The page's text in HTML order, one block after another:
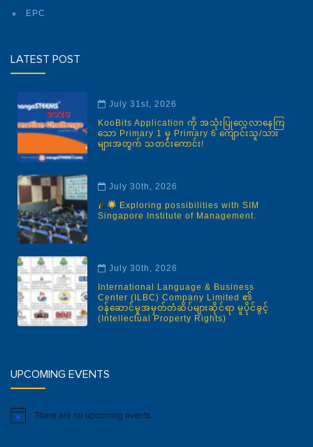
EPC
LATEST POST
July 31st, 2026
KooBits Application ကို အသုံးပြုလေ့လာနေကြ
သော Primary 1 မှ Primary 6 ကျောင်းသူ/သား
များအတွက် သတင်းကောင်း!
July 30th, 2026
Exploring possibilities with SIM
Singapore Institute of Management.
July 30th, 2026
International Language & Business
Center (ILBC) Company Limited ၏
ဝန်ဆောင်မှုအမှတ်တံဆိပ်များဆိုင်ရာ မူပိုင်ခွင့်
(Intellectual Property Rights)
UPCOMING EVENTS
Notice There are no upcoming events.